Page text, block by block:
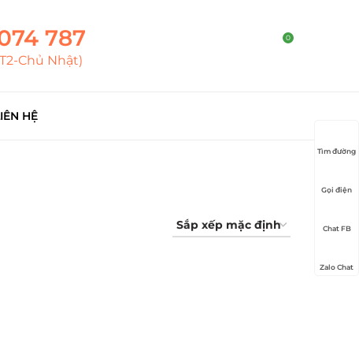
787
Chủ Nhật)
0
HỆ
Tìm đường
Gọi điện
Chat FB
Zalo Chat